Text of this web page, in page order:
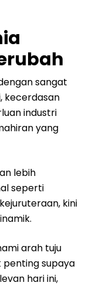
sangat
kecerdasan
industri
yang
lebih
seperti
kini
arah tuju
penting supaya
hari ini,